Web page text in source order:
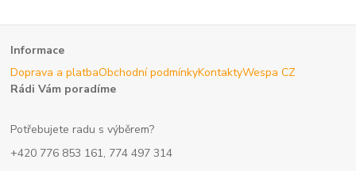
Informace
Doprava a platbaObchodní podmínkyKontaktyWespa CZ
Rádi Vám poradíme
Potřebujete radu s výběrem?
+420 776 853 161, 774 497 314